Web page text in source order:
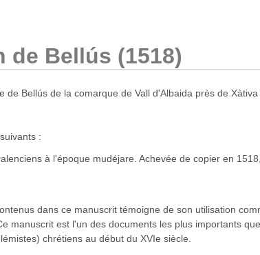
de Bellús (1518)
Bellús de la comarque de Vall d'Albaida près de
:
à l'époque mudéjare. Achevée de copier en
dans ce manuscrit témoigne de son utilisation
est l'un des documents les plus importants
chrétiens au début du XVIe siècle.